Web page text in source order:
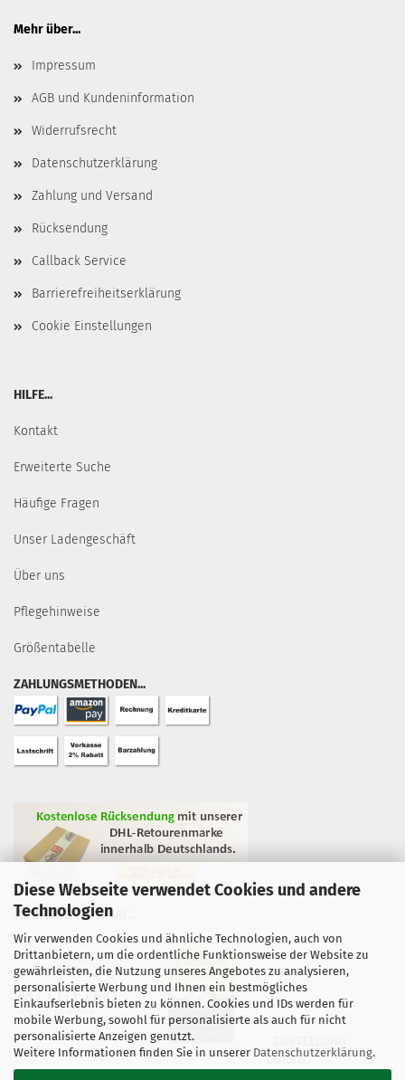
Diese Webseite verwendet Cookies und andere
Technologien
Wir verwenden Cookies und ähnliche Technologien, auch von
Drittanbietern, um die ordentliche Funktionsweise der Website zu
gewährleisten, die Nutzung unseres Angebotes zu analysieren,
personalisierte Werbung und Ihnen ein bestmögliches
Einkaufserlebnis bieten zu können. Cookies und IDs werden für
mobile Werbung, sowohl für personalisierte als auch für nicht
personalisierte Anzeigen genutzt.
Weitere Informationen finden Sie in unserer Datenschutzerklärung.
Mehr über...
Impressum
AGB und Kundeninformation
Widerrufsrecht
Datenschutzerklärung
Zahlung und Versand
Rücksendung
Callback Service
Barrierefreiheitserklärung
Cookie Einstellungen
HILFE...
Kontakt
Erweiterte Suche
Häufige Fragen
Unser Ladengeschäft
Über uns
Pflegehinweise
Größentabelle
ZAHLUNGSMETHODEN...
GEPRÜFTE QUALITÄT...
DURCH...